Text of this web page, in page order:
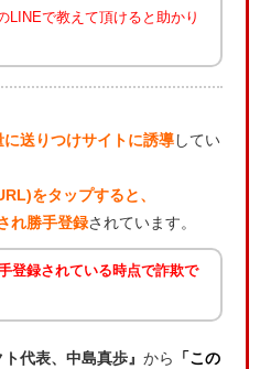
LINEで教えて頂けると助かり
送りつけサイトに誘導 してい
をタップすると、
れ勝手登録されています。
登録されている時点で詐欺で
代表、中島真歩』 から
「この